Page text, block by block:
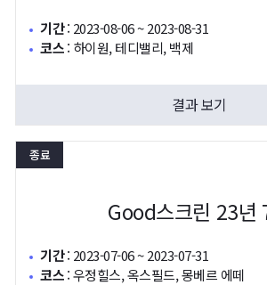
기간: 2023-08-06 ~ 2023-08-31
코스: 하이원, 테디밸리, 백제
결과 보기
종료
Good스크린 23년
기간: 2023-07-06 ~ 2023-07-31
코스:우정힐스, 옥스필드, 몽베르 에떼